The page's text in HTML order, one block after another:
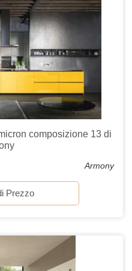
composizione 13 di
Armony
Prezzo